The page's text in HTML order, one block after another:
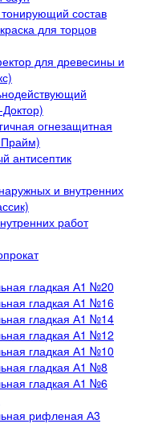
состав
для торцов
для древесины и
огнезащитная
Прайм)
антисептик
и внутренних
работ
гладкая А1 №20
гладкая А1 №16
гладкая А1 №14
гладкая А1 №12
гладкая А1 №10
гладкая А1 №8
гладкая А1 №6
рифленая А3